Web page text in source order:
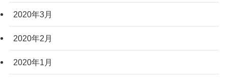
2020年3月
2020年2月
2020年1月